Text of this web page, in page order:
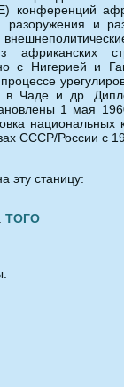
разоружения и
с Нигерией и
Чаде и др.
1 мая
национальных
СССР/России с
эту станицу:
ТОГО